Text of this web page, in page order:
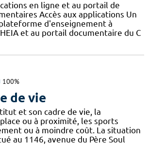
en ligne et au portail de
Accès aux applications Un
d'enseignement à
et au portail documentaire du C
100%
de vie
et son cadre de vie, la
ou à proximité, les sports
ou à moindre coût. La situation
au 1146, avenue du Père Soul